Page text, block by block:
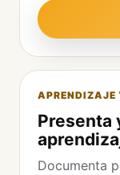
APRENDIZAJE
Presenta
Documenta